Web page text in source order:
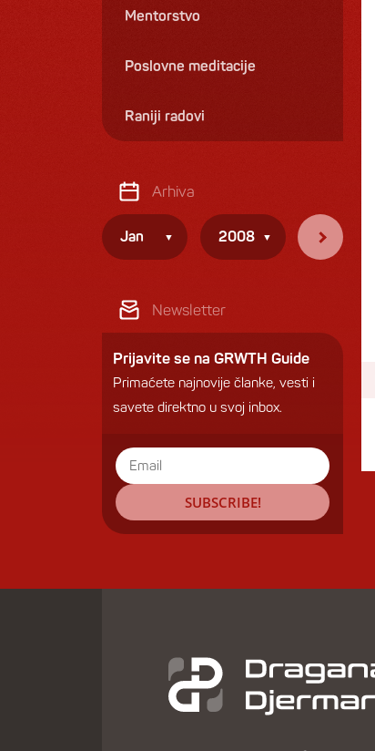
Mentorstvo
Poslovne meditacije
Raniji radovi
Arhiva
Jan 2008
Newsletter
Prijavite se na GRWTH Guide
Primaćete najnovije članke, vesti i
savete direktno u svoj inbox.
SUBSCRIBE!